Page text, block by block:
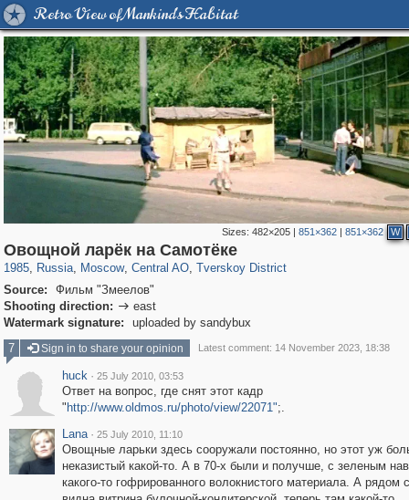
Retro View of Mankind's Habitat
Sizes: 482×205 | 851×362 | 851×362 W
Овощной ларёк на Самотёке
1985, Russia
1,407,325 29,248
, Moscow
319,882 8,286
, Central AO
160,021 5,916
, Tverskoy District
53,055 2,283
Source:
Фильм "Змеелов"
Shooting direction:  east
Watermark signature:
uploaded by sandybux
7
Sign in to share your opinion Latest comment: 14 November 2023, 18:38
huck · 25 July 2010, 03:53
Ответ на вопрос, где снят этот кадр
" http://www.oldmos.ru/photo/view/22071";.
Lana · 25 July 2010, 11:10
Овощные ларьки здесь сооружали постоянно, но этот уж
неказистый какой-то. А в 70-х были и получше, с зеленым
какого-то гофрированного волокнистого материала. А рядом